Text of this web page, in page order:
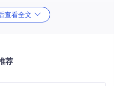
研发项目，需要在Windows、m
分子结构文件。
功能选择"Ketcher JSON"格式保
查看全文
荐